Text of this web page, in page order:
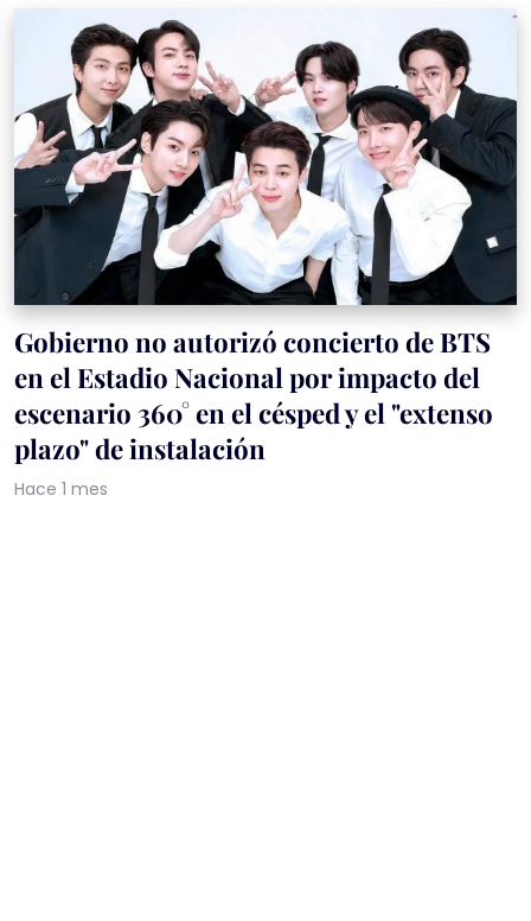
Gobierno no autorizó concierto de BTS
en el Estadio Nacional por impacto del
escenario 360° en el césped y el "extenso
plazo" de instalación
Hace 1 mes